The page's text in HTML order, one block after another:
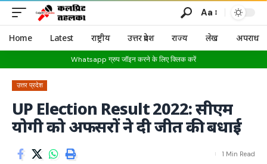
Aa
Home Latest राष्ट्रीय उत्तर प्रदेश राज्य लेख अपराध
Whatsapp ग्रुप जॉइन करने के लिए क्लिक करें
उत्तर प्रदेश
UP Election Result 2022: सीएम
योगी को अफसरों ने दी जीत की बधाई
1 Min Read